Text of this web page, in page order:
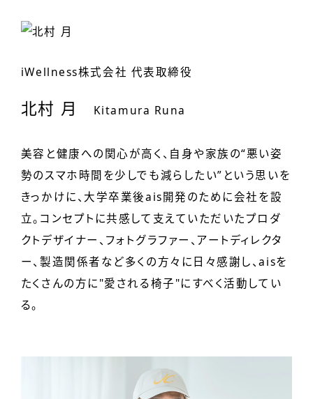
iWellness株式会社 代表取締役
北村 月 Kitamura Runa
美容と健康への関心が高く、自身や家族の“悪い姿
勢のスマホ時間を少しでも減らしたい”という思いを
きっかけに、大学卒業後ais開発のために会社を設
立。コンセプトに共感して支えていただいたプロダ
クトデザイナー、フォトグラファー、アートディレクタ
ー、製造関係者など多くの方々に日々感謝し、aisを
たくさんの方に"愛される椅子"にすべく活動してい
る。